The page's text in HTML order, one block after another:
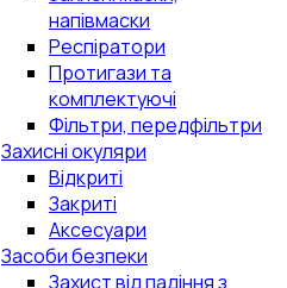
напівмаски
Респіратори
Протигази та
комплектуючі
Фільтри, передфільтри
Захисні окуляри
Відкриті
Закриті
Аксесуари
Засоби безпеки
Захист від падіння з